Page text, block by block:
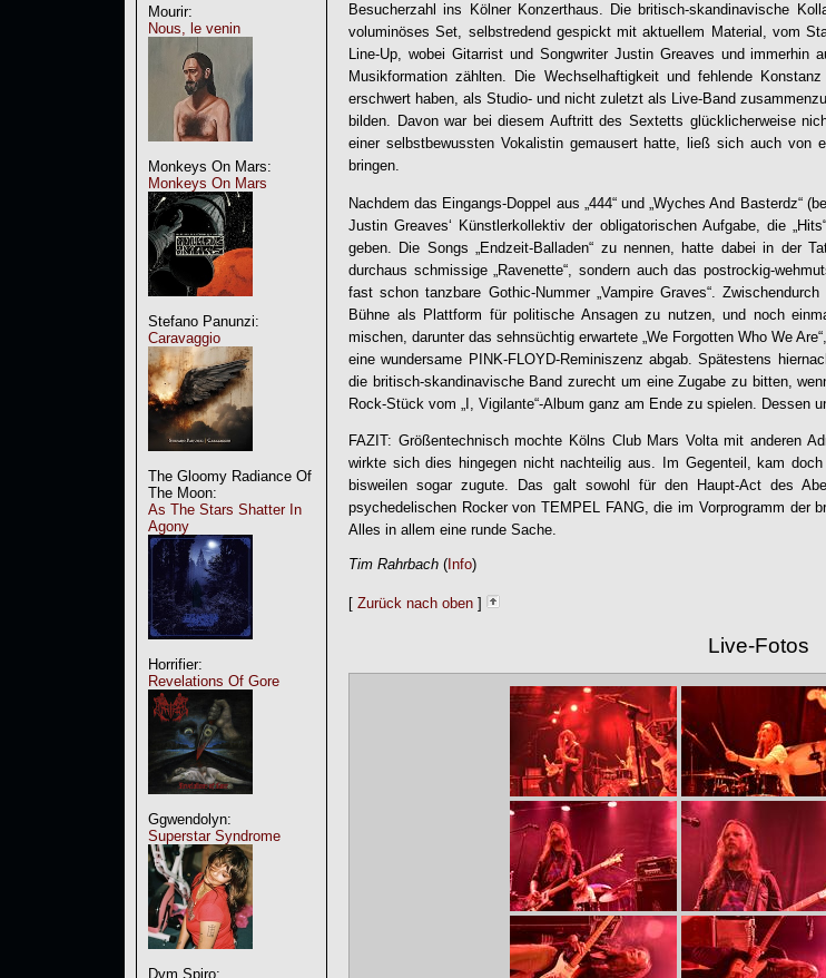
Mourir:
Nous, le venin
Monkeys On Mars:
Monkeys On Mars
Stefano Panunzi:
Caravaggio
The Gloomy Radiance Of
The Moon:
As The Stars Shatter In
Agony
Horrifier:
Revelations Of Gore
Ggwendolyn:
Superstar Syndrome
Dvm Spiro:
Besucherzahl ins Kölner Konzerthaus. Die britisch-skandinavische
voluminöses Set, selbstredend gespickt mit aktuellem Material, vom
Line-Up, wobei Gitarrist und Songwriter Justin Greaves und immerhin
Musikformation zählten. Die Wechselhaftigkeit und fehlende
erschwert haben, als Studio- und nicht zuletzt als Live-Band
bilden. Davon war bei diesem Auftritt des Sextetts glücklicherweise
einer selbstbewussten Vokalistin gemausert hatte, ließ sich auch von
bringen.
Nachdem das Eingangs-Doppel aus „444“ und „Wyches And Basterdz“
Justin Greaves‘ Künstlerkollektiv der obligatorischen Aufgabe, die
geben. Die Songs „Endzeit-Balladen“ zu nennen, hatte dabei in der
durchaus schmissige „Ravenette“, sondern auch das postrockig-
fast schon tanzbare Gothic-Nummer „Vampire Graves“.
Bühne als Plattform für politische Ansagen zu nutzen, und noch
mischen, darunter das sehnsüchtig erwartete „We Forgotten Who We
eine wundersame PINK-FLOYD-Reminiszenz abgab. Spätestens
die britisch-skandinavische Band zurecht um eine Zugabe zu bitten,
Rock-Stück vom „I, Vigilante“-Album ganz am Ende zu spielen. Dessen
FAZIT: Größentechnisch mochte Kölns Club Mars Volta mit anderen
wirkte sich dies hingegen nicht nachteilig aus. Im Gegenteil, kam
bisweilen sogar zugute. Das galt sowohl für den Haupt-Act des
psychedelischen Rocker von TEMPEL FANG, die im Vorprogramm der
Alles in allem eine runde Sache.
Tim Rahrbach ( Info)
[ Zurück nach oben ]
Live-Fotos